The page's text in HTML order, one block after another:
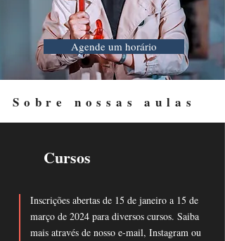
Agende um horário
Sobre nossas aulas
Cursos
Inscrições abertas de 15 de janeiro a 15 de
março de 2024 para diversos cursos. Saiba
mais através de nosso e-mail, Instagram ou